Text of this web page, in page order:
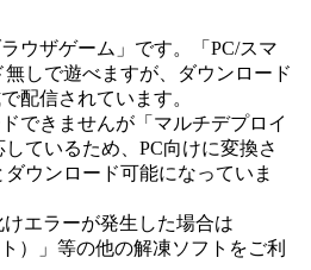
ウザゲーム」です。「PC/スマ
しで遊べますが、ダウンロード
配信されています。
できませんが「マルチデプロイ
ているため、PC向けに変換さ
ウンロード可能になっていま
エラーが発生した場合は
）」等の他の解凍ソフトをご利